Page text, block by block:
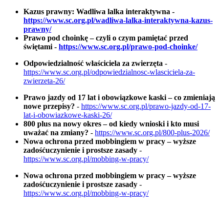
Kazus prawny: Wadliwa lalka interaktywna -
https://www.sc.org.pl/wadliwa-lalka-interaktywna-kazus-
prawny/
Prawo pod choinkę – czyli o czym pamiętać przed
świętami - https://www.sc.org.pl/prawo-pod-choinke/
Odpowiedzialność właściciela za zwierzęta -
https://www.sc.org.pl/odpowiedzialnosc-wlasciciela-za-
zwierzeta-26/
Prawo jazdy od 17 lat i obowiązkowe kaski – co zmieniają
nowe przepisy? - https://www.sc.org.pl/prawo-jazdy-od-17-
lat-i-obowiazkowe-kaski-26/
800 plus na nowy okres – od kiedy wnioski i kto musi
uważać na zmiany? - https://www.sc.org.pl/800-plus-2026/
Nowa ochrona przed mobbingiem w pracy – wyższe
zadośćuczynienie i prostsze zasady -
https://www.sc.org.pl/mobbing-w-pracy/
Nowa ochrona przed mobbingiem w pracy – wyższe
zadośćuczynienie i prostsze zasady -
https://www.sc.org.pl/mobbing-w-pracy/